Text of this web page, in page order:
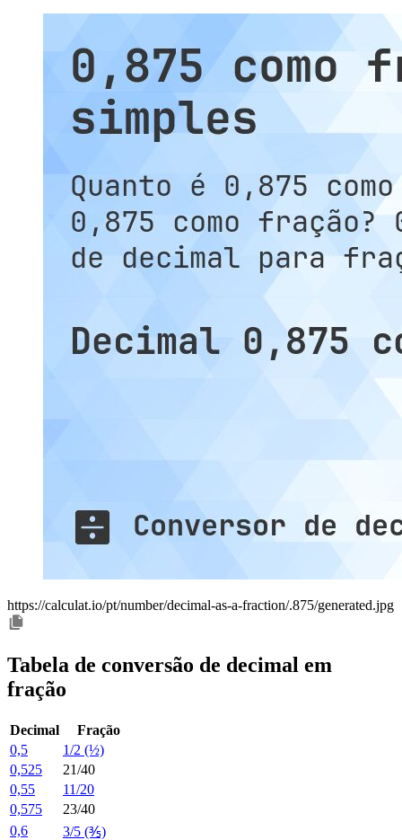
https://calculat.io/pt/number/decimal-as-a-fraction/.875/generated.jpg
Tabela de conversão de decimal em
fração
Decimal
Fração
0,5
1/2 (½)
0,525
21/40
0,55
11/20
0,575
23/40
0,6
3/5 (⅗)